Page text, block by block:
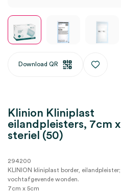
Download QR
Klinion Kliniplast
eilandpleisters, 7cm
steriel (50)
294200
KLINION kliniplast border,
vochtafgevende wonden.
7cm x 5cm